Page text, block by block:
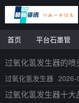
首页 平台石墨管
过氧化氢发生器的喷
过氧化氢发生器 2026-
过氧化氢发生器十大